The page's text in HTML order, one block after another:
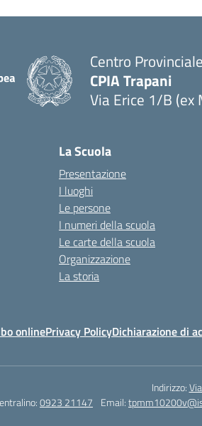
Centro
CPIA Trapani
Via Erice 1/B
La Scuola
Presentazione
I luoghi
Le persone
I numeri della scuola
Le carte della scuola
Organizzazione
La storia
onlinePrivacy PolicyDichiarazione di
Indirizzo:
0923 21147 Email: